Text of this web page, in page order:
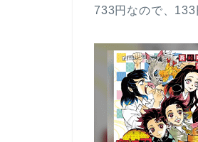
733円なので、133